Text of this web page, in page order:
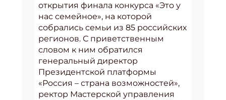
открытия финала конкурса «Это у
нас семейное», на которой
собрались семьи из 85 российских
регионов. С приветственным
словом к ним обратился
генеральный директор
Президентской платформы
«Россия – страна возможностей»,
ректор Мастерской управления